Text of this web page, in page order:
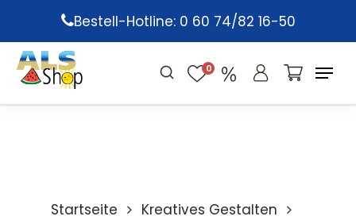
main
content
Bestell-Hotline: 0 60 74/82 16-50
0
Startseite
Kreatives Gestalten